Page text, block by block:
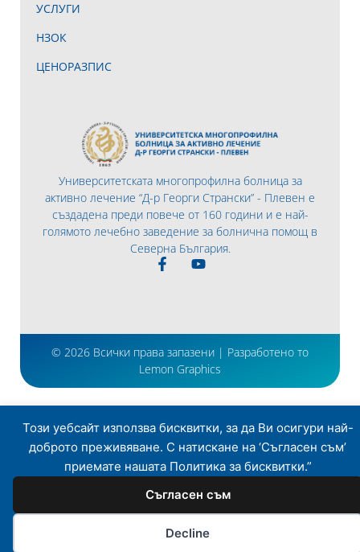
Този уебсайт използва бисквитки, за да Ви осигури най-
доброто преживяване. С натискане на ‘Съгласен съм’
приемате нашата Политика за бисквитки.”
Съгласен съм
Decline
Университетската многопрофилна болница за
активно лечение “Д-р Георги Странски” - Плевен е
създадена преди повече от 160 години и е най-
голямото лечебно заведение за болнична помощ в
Северна България.
УСЛУГИ
НЗОК
ЦЕНОРАЗПИС
© 2026 Всички права запазени | Разработено то
Lemon Graphics